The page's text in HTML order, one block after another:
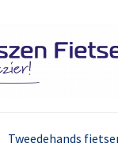
Tweedehands